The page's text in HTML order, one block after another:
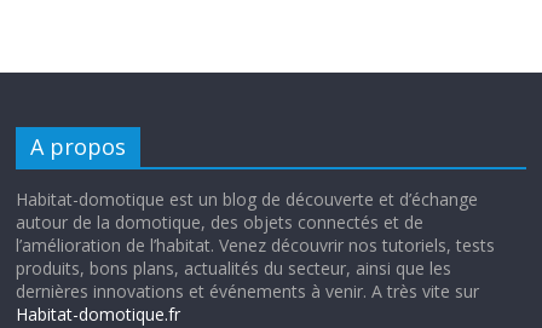
A propos
Habitat-domotique est un blog de découverte et d’échange
autour de la domotique, des objets connectés et de
l’amélioration de l’habitat. Venez découvrir nos tutoriels, tests
produits, bons plans, actualités du secteur, ainsi que les
dernières innovations et événements à venir. A très vite sur
Habitat-domotique.fr